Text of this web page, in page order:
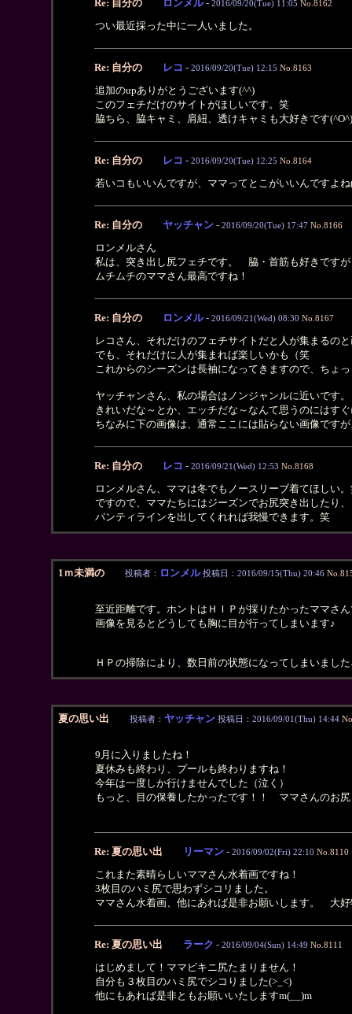
Re: 自分の ロンメル- 2016/09/20(Tue) 11:05 No.8162
つい最近採った中に一人いました。
Re: 自分の レコ - 2016/09/20(Tue) 12:15 No.8163
追加のupありがとうございます(^^)
このフェチだけのサイトがほしいです。笑
脇ちら、脇キャミ、肩紐、透けキャミも大好きです(^O^)
Re: 自分の レコ - 2016/09/20(Tue) 12:25 No.8164
若いコもいいんですが、ママってとこがいいんですよね
Re: 自分の ヤッチャン - 2016/09/20(Tue) 17:47 No.8166
ロンメルさん
私は、突き出し尻フェチです。 脇・首筋も好きですが
ムチムチのママさん最高ですね！
Re: 自分の ロンメル- 2016/09/21(Wed) 08:30 No.8167
レコさん、それだけのフェチサイトだと人が集まるの
でも、それだけに人が集まれば楽しいかも（笑
これからのシーズンは長袖になってきますので、ちょ
ヤッチャンさん、私の場合はノンジャンルに近いです。
きれいだな～とか、エッチだな～なんて思うのにはす
ちなみに下の画像は、通常ここには貼らない画像です
Re: 自分の レコ - 2016/09/21(Wed) 12:53 No.8168
ロンメルさん、ママは冬でもノースリーブ着てほしい
ですので、ママたちにはジーズンでお尻突き出したり、
パンティラインを出してくれれば我慢できます。笑
1ｍ未満の 投稿者： ロンメル 投稿日：2016/09/15(Thu) 20:46
至近距離です。ホントはＨＩＰが採りたかったママさ
画像を見るとどうしても胸に目が行ってしまいます♪
ＨＰの掃除により、数日前の状態になってしまいまし
夏の思い出 投稿者： ヤッチャン 投稿日：2016/09/01(Thu) 14:44
9月に入りましたね！
夏休みも終わり、プールも終わりますね！
今年は一度しか行けませんでした（泣く）
もっと、目の保養したかったです！！ ママさんのお
Re: 夏の思い出 リーマン - 2016/09/02(Fri) 22:10 No.8110
これまた素晴らしいママさん水着画ですね！
3枚目のハミ尻で思わずシコリました。
ママさん水着画、他にあれば是非お願いします。 大
Re: 夏の思い出 ラーク - 2016/09/04(Sun) 14:49 No.8111
はじめまして！ママビキニ尻たまりません！
自分も３枚目のハミ尻でシコりました(>_<)
他にもあれば是非ともお願いいたしますm(__)m